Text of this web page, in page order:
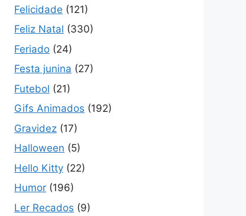
Felicidade (121)
Feliz Natal (330)
Feriado (24)
Festa junina (27)
Futebol (21)
Gifs Animados (192)
Gravidez (17)
Halloween (5)
Hello Kitty (22)
Humor (196)
Ler Recados (9)